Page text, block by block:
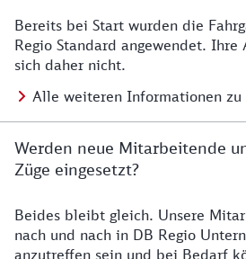
Details zu Fahrgastrechten
Bereits bei Start wurden die
Regio Standard angewendet. Ihre
sich daher nicht.
Alle weiteren Informationen zu
Werden neue Mitarbeitende
Züge eingesetzt?
Details zu den Mitarbeitenden
Beides bleibt gleich. Unsere
nach und nach in DB Regio
anzutreffen sein und bei Bedarf